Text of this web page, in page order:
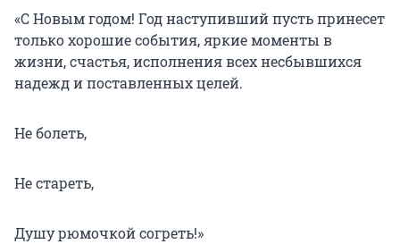
«С Новым годом! Год наступивший пусть принесет
только хорошие события, яркие моменты в
жизни, счастья, исполнения всех несбывшихся
надежд и поставленных целей.
Не болеть,
Не стареть,
Душу рюмочкой согреть!»